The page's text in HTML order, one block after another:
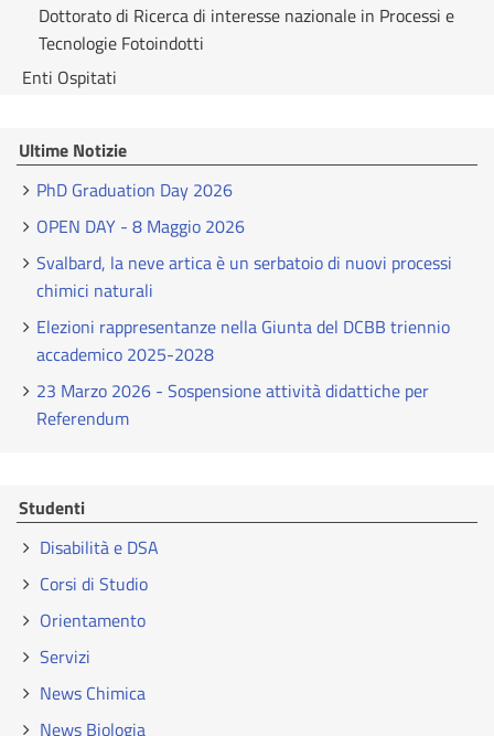
Dottorato di Ricerca di interesse nazionale in Processi e
Tecnologie Fotoindotti
Enti Ospitati
Ultime Notizie
PhD Graduation Day 2026
OPEN DAY - 8 Maggio 2026
Svalbard, la neve artica è un serbatoio di nuovi processi
chimici naturali
Elezioni rappresentanze nella Giunta del DCBB triennio
accademico 2025-2028
23 Marzo 2026 - Sospensione attività didattiche per
Referendum
Studenti
Disabilità e DSA
Corsi di Studio
Orientamento
Servizi
News Chimica
News Biologia